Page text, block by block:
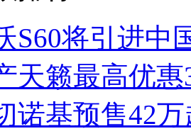
S60将引进中
天籁最高优
诺基预售42